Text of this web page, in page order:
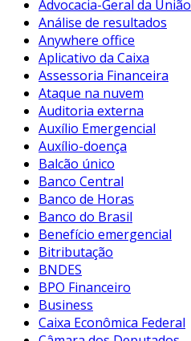
Advocacia-Geral da União
Análise de resultados
Anywhere office
Aplicativo da Caixa
Assessoria Financeira
Ataque na nuvem
Auditoria externa
Auxílio Emergencial
Auxílio-doença
Balcão único
Banco Central
Banco de Horas
Banco do Brasil
Benefício emergencial
Bitributação
BNDES
BPO Financeiro
Business
Caixa Econômica Federal